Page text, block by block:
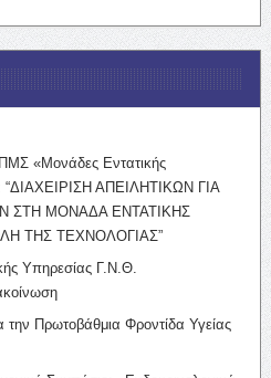
«Μονάδες Εντατικής
“ΔΙΑΧΕΙΡΙΣΗ ΑΠΕΙΛΗΤΙΚΩΝ ΓΙΑ
ΣΤΗ ΜΟΝΑΔΑ ΕΝΤΑΤΙΚΗΣ
ΤΗΣ ΤΕΧΝΟΛΟΓΙΑΣ”
Υπηρεσίας Γ.Ν.Θ.
την Πρωτοβάθμια Φροντίδα Υγείας